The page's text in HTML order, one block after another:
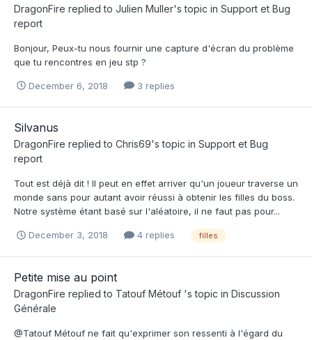
DragonFire replied to Julien Muller's topic in Support et Bug
report
Bonjour, Peux-tu nous fournir une capture d'écran du problème
que tu rencontres en jeu stp ?
December 6, 2018 3 replies
Silvanus
DragonFire replied to Chris69's topic in Support et Bug
report
Tout est déjà dit ! Il peut en effet arriver qu'un joueur traverse un
monde sans pour autant avoir réussi à obtenir les filles du boss.
Notre système étant basé sur l'aléatoire, il ne faut pas pour...
December 3, 2018 4 replies filles
Petite mise au point
DragonFire replied to Tatouf Métouf 's topic in Discussion
Générale
@Tatouf Métouf ne fait qu'exprimer son ressenti à l'égard du